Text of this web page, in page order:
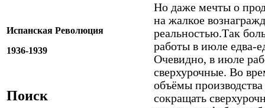
Испанская Революция
1936-1939
Поиск
Но даже мечты о
на жалкое
реальностью.Так
работы в июле едва-
Очевидно, в июле
сверхурочные. Во
объёмы
сокращать